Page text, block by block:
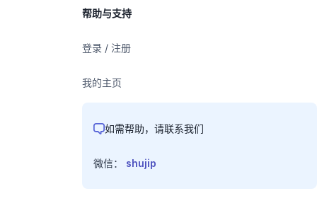
帮助与支持
登录 / 注册
我的主页
如需帮助，请联系我们
微信： shujip